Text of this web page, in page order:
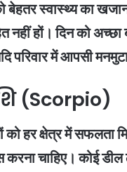
बेहतर स्वास्थ्य का
नहीं हों। दिन को
परिवार में आपसी
(Scorpio)
को हर क्षेत्र में सफलता
करना चाहिए। कोई